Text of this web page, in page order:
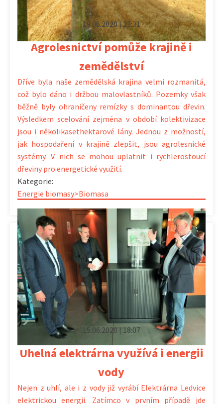
19.06.2020 | 13:31
Agrolesnictví pomůže krajině i
zemědělství
Dříve byla naše zemědělská krajina velmi rozmanitá,
což bylo dáno i držbou malovlastníků. Pozemky však
běžně byly ohraničeny remízky s dominantou dřevin.
Výsledkem scelování zejména v období kolektivizace
jsou i několikasethektarové lány. Jednou z možností,
jak hospodaření v krajině zlepšit, jsou agrolesnické
systémy. V nich se mohou uplatnit i rychlerostoucí
dřeviny pro energetické využití.
Kategorie:
Energie biomasy>Biomasa
15.06.2020 | 18:07
Uhelná elektrárna využívá i energii
vody
Nejen z uhlí, ale i z vody již vyrábí Elektrárna Ledvice
elektrickou energii. Zatímco v prvním případě jde